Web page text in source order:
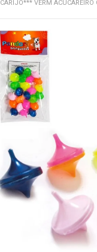
CARIJO*** VERM